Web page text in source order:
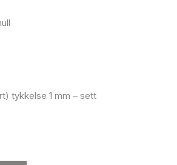
tykkelse 1 mm – sett